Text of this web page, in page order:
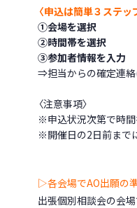
〈申込は簡単３ステップ
①会場を選択
②時間帯を選択
③参加者情報を入力
⇒担当からの確定連絡(
〈注意事項〉
※申込状況次第で時間
※開催日の2日前まで
▷各会場でAO出願の
出張個別相談会の会